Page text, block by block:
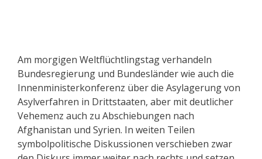
Am morgigen Weltflüchtlingstag verhandeln
Bundesregierung und Bundesländer wie auch die
Innenministerkonferenz über die Asylagerung von
Asylverfahren in Drittstaaten, aber mit deutlicher
Vehemenz auch zu Abschiebungen nach
Afghanistan und Syrien. In weiten Teilen
symbolpolitische Diskussionen verschieben zwar